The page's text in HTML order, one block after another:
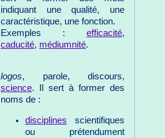
indiquant une qualité, une
caractéristique, une fonction.
Exemples : efficacité,
caducité, médiumnité.
logos, parole, discours,
science. Il sert à former des
noms de :
disciplines scientifiques
ou prétendument